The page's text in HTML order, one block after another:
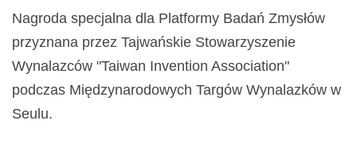
Nagroda specjalna dla Platformy Badań Zmysłów
przyznana przez Tajwańskie Stowarzyszenie
Wynalazców "Taiwan Invention Association"
podczas Międzynarodowych Targów Wynalazków w
Seulu.